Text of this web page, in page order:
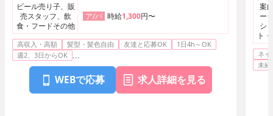
ビール売り子、販
売スタッフ、飲
食・フードその他
ア/パ 時給1,300円〜
高収入・高額 髪型・髪色自由 友達と応募OK
1日4h～OK
週2、3日からOK ...
WEBで応募 求人詳細を見る
案
ー
シ
ト
ネ
未